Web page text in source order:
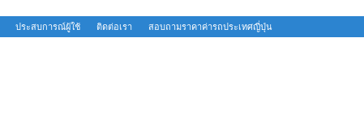
ประสบการณ์ผู้ใช้ ติดต่อเรา สอบถามราคาค่ารถประเทศญี่ปุ่น